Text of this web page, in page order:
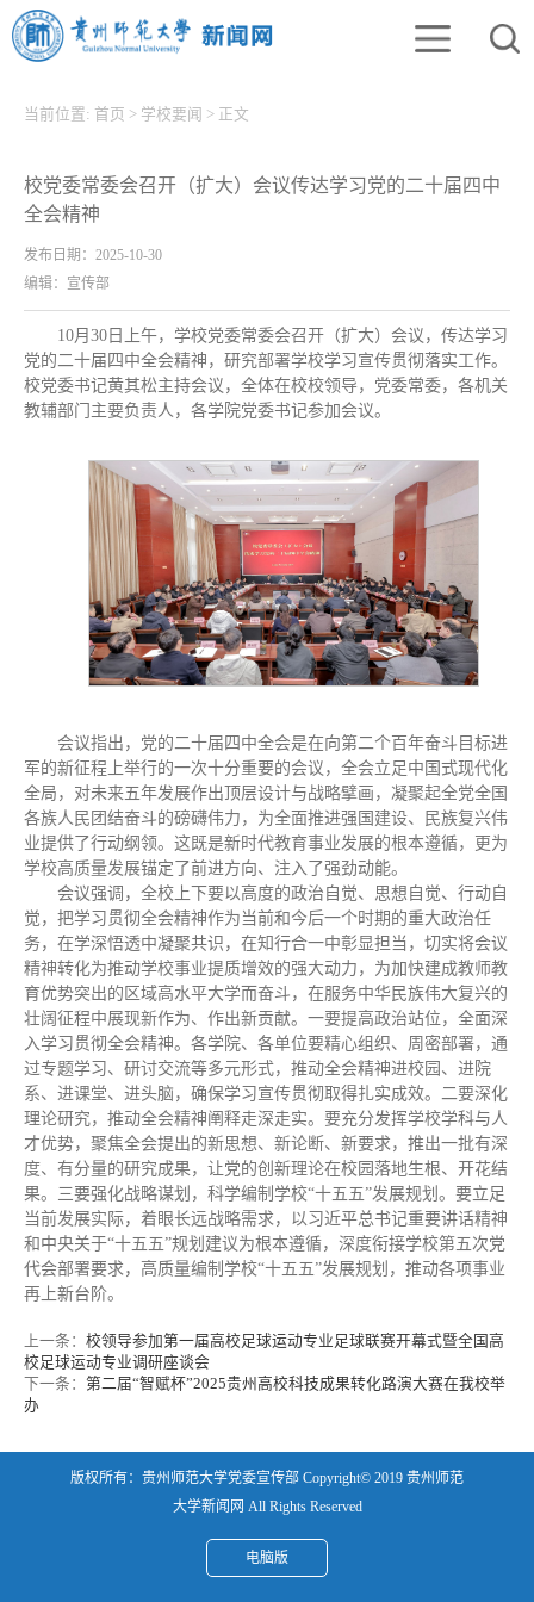
当前位置: 首页 > 学校要闻 > 正文
校党委常委会召开（扩大）会议传达学习党的二十届四中
全会精神
发布日期：2025-10-30
编辑：宣传部
10月30日上午，学校党委常委会召开（扩大）会议，传达学习
党的二十届四中全会精神，研究部署学校学习宣传贯彻落实工作。
校党委书记黄其松主持会议，全体在校校领导，党委常委，各机关
教辅部门主要负责人，各学院党委书记参加会议。
会议指出，党的二十届四中全会是在向第二个百年奋斗目标进
军的新征程上举行的一次十分重要的会议，全会立足中国式现代化
全局，对未来五年发展作出顶层设计与战略擘画，凝聚起全党全国
各族人民团结奋斗的磅礴伟力，为全面推进强国建设、民族复兴伟
业提供了行动纲领。这既是新时代教育事业发展的根本遵循，更为
学校高质量发展锚定了前进方向、注入了强劲动能。
会议强调，全校上下要以高度的政治自觉、思想自觉、行动自
觉，把学习贯彻全会精神作为当前和今后一个时期的重大政治任
务，在学深悟透中凝聚共识，在知行合一中彰显担当，切实将会议
精神转化为推动学校事业提质增效的强大动力，为加快建成教师教
育优势突出的区域高水平大学而奋斗，在服务中华民族伟大复兴的
壮阔征程中展现新作为、作出新贡献。一要提高政治站位，全面深
入学习贯彻全会精神。各学院、各单位要精心组织、周密部署，通
过专题学习、研讨交流等多元形式，推动全会精神进校园、进院
系、进课堂、进头脑，确保学习宣传贯彻取得扎实成效。二要深化
理论研究，推动全会精神阐释走深走实。要充分发挥学校学科与人
才优势，聚焦全会提出的新思想、新论断、新要求，推出一批有深
度、有分量的研究成果，让党的创新理论在校园落地生根、开花结
果。三要强化战略谋划，科学编制学校“十五五”发展规划。要立足
当前发展实际，着眼长远战略需求，以习近平总书记重要讲话精神
和中央关于“十五五”规划建议为根本遵循，深度衔接学校第五次党
代会部署要求，高质量编制学校“十五五”发展规划，推动各项事业
再上新台阶。
上一条： 校领导参加第一届高校足球运动专业足球联赛开幕式暨全国高
校足球运动专业调研座谈会
下一条： 第二届“智赋杯”2025贵州高校科技成果转化路演大赛在我校举
办
版权所有：贵州师范大学党委宣传部 Copyright© 2019 贵州师范
大学新闻网 All Rights Reserved
电脑版